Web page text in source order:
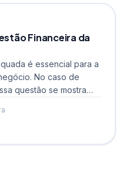
Financeira da
é essencial para a
No caso de
questão se mostra